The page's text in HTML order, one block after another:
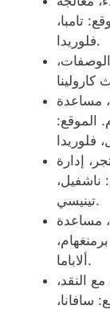
تامبا،
فلوريدا.
مساعدة
الموقع:
إدارة
ناشفيل،
تينيسي.
مساعدة
ألاباما.
النقد،
سافانا،